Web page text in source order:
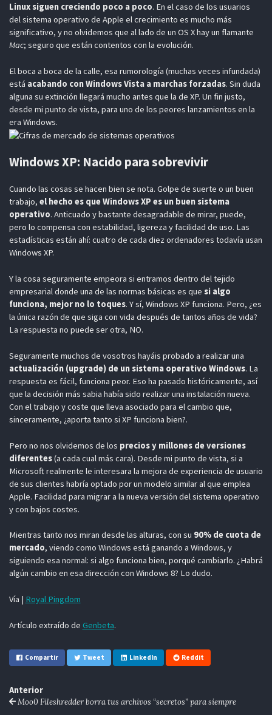
Linux siguen creciendo poco a poco. En el caso de los usuarios
del sistema operativo de Apple el crecimiento es mucho más
significativo, y no olvidemos que al lado de un OS X hay un flamante
Mac; seguro que están contentos con la evolución.
El boca a boca de la calle, esa rumorología (muchas veces infundada)
está acabando con Windows Vista a marchas forzadas. Sin duda
alguna su extinción llegará mucho antes que la de XP. Un fin justo,
desde mi punto de vista, para uno de los peores lanzamientos en la
era Windows.
Windows XP: Nacido para sobrevivir
Cuando las cosas se hacen bien se nota. Golpe de suerte o un buen
trabajo, el hecho es que Windows XP es un buen sistema
operativo. Anticuado y bastante desagradable de mirar, puede,
pero lo compensa con estabilidad, ligereza y facilidad de uso. Las
estadísticas están ahí: cuatro de cada diez ordenadores todavía usan
Windows XP.
Y la cosa seguramente empeora si entramos dentro del tejido
empresarial donde una de las normas básicas es que si algo
funciona, mejor no lo toques. Y sí, Windows XP funciona. Pero, ¿es
la única razón de que siga con vida después de tantos años de vida?
La respuesta no puede ser otra, NO.
Seguramente muchos de vosotros hayáis probado a realizar una
actualización (upgrade) de un sistema operativo Windows. La
respuesta es fácil, funciona peor. Eso ha pasado históricamente, así
que la decisión más sabia había sido realizar una instalación nueva.
Con el trabajo y coste que lleva asociado para el cambio que,
sinceramente, ¿aporta tanto si XP funciona bien?.
Pero no nos olvidemos de los precios y millones de versiones
diferentes(a cada cual más cara). Desde mi punto de vista, si a
Microsoft realmente le interesara la mejora de experiencia de usuario
de sus clientes habría optado por un modelo similar al que emplea
Apple. Facilidad para migrar a la nueva versión del sistema operativo
y con bajos costes.
Mientras tanto nos miran desde las alturas, con su 90% de cuota de
mercado, viendo como Windows está ganando a Windows, y
siguiendo esa normal: si algo funciona bien, porqué cambiarlo. ¿Habrá
algún cambio en esa dirección con Windows 8? Lo dudo.
Vía | Royal Pingdom
Artículo extraído de Genbeta.
Compartir Tweet LinkedIn Reddit
Anterior
Moo0 Fileshredder borra tus archivos “secretos” para siempre